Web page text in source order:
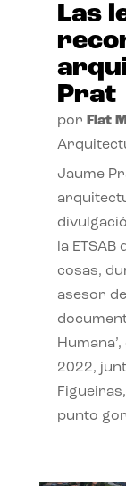
Las
Prat
por Flat
Jaume
la
cosas,
asesor
2022,
punto